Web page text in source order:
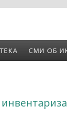
СМИ ОБ